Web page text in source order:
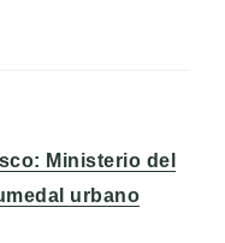
Ministerio del
urbano